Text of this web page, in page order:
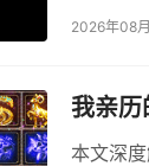
2026年08
我亲历
本文深